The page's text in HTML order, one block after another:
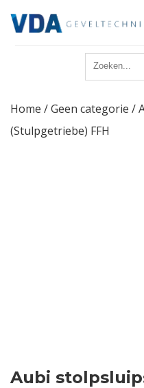
Reparatie
Login
Home /Geen categorie /
(Stulpgetriebe) FFH
Aubi